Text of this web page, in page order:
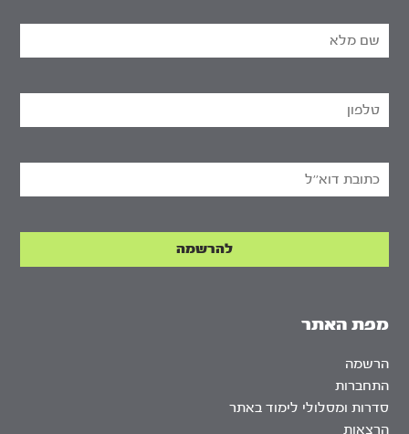
מפת האתר
הרשמה
התחברות
סדרות ומסלולי לימוד באתר
הרצאות